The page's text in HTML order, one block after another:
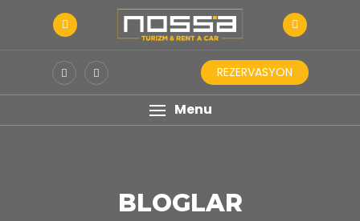
REZERVASYON
Menu
BLOGLAR